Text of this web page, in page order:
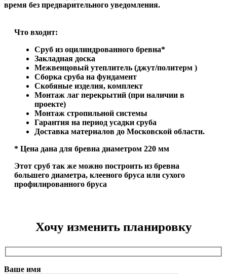
время без предварительного уведомления.
Что входит:
Сруб из оцилиндрованного бревна*
Закладная доска
Межвенцовый утеплитель (джут/политерм )
Сборка сруба на фундамент
Скобяные изделия, комплект
Монтаж лаг перекрытий (при наличии в
проекте)
Монтаж стропильной системы
Гарантия на период усадки сруба
Доставка материалов до Московской области.
* Цена дана для бревна диаметром 220 мм
Этот сруб так же можно построить из бревна
большего диаметра, клееного бруса или сухого
профилированного бруса
Хочу изменить планировку
Ваше имя